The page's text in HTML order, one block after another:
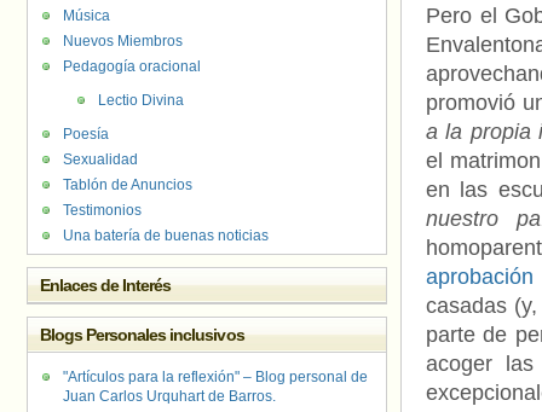
Pero el
promovió
a la propia
el
en las
nuestro
casadas
parte de
acoger
Música
Nuevos Miembros
Pedagogía oracional
Lectio Divina
Poesía
Sexualidad
Tablón de Anuncios
Testimonios
Una batería de buenas noticias
Enlaces de Interés
Blogs Personales inclusivos
"Artículos para la reflexión" – Blog personal de
Juan Carlos Urquhart de Barros.